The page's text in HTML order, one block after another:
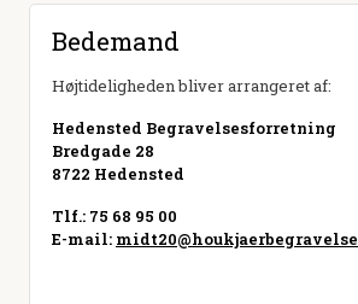
Bedemand
Højtideligheden bliver arrangeret af:
Hedensted Begravelsesforretning
Bredgade 28
8722 Hedensted
Tlf.: 75 68 95 00
E-mail: